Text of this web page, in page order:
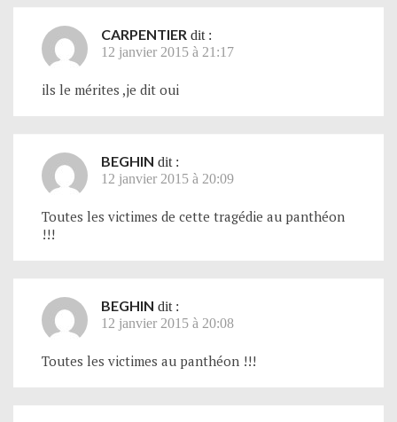
CARPENTIER dit :
12 janvier 2015 à 21:17
ils le mérites ,je dit oui
BEGHIN dit :
12 janvier 2015 à 20:09
Toutes les victimes de cette tragédie au panthéon
!!!
BEGHIN dit :
12 janvier 2015 à 20:08
Toutes les victimes au panthéon !!!